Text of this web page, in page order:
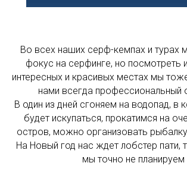
Во всех наших серф-кемпах и турах
фокус на серфинге, но посмотреть
интересных и красивых местах мы
нами всегда профессиональный
В один из дней сгоняем на водопад,
будет искупаться, прокатимся на
остров, можно организовать
На Новый год нас ждет лобстер пати,
мы точно не планируем